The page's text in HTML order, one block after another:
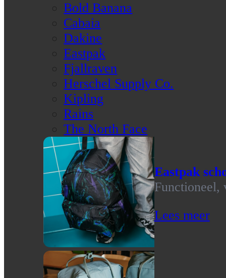
Bold Banana
Cabaia
Dakine
Eastpak
Fjallraven
Herschel Supply Co.
Kipling
Rains
The North Face
Eastpak
Functioneel,
Lees meer